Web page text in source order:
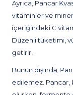
Ayrıca, Pancar
vitaminler ve
içeriğindeki C
Düzenli tüketimi,
getirir.
Bunun dışında,
edilemez. Pancar,